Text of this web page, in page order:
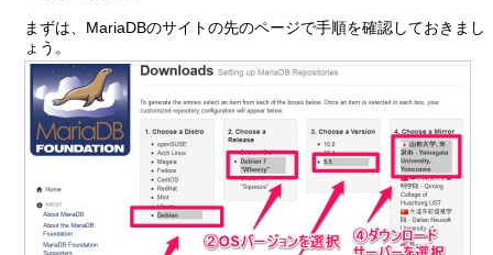
まずは、MariaDBのサイトの先のページで手順を確認しておきまし
ょう。